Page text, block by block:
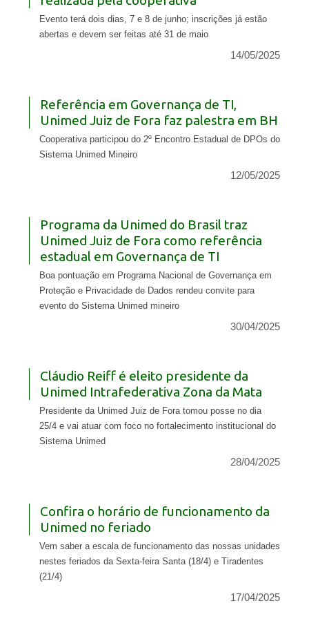
Evento terá dois dias, 7 e 8 de junho; inscrições já estão
abertas e devem ser feitas até 31 de maio
14/05/2025
Referência em Governança de TI,
Unimed Juiz de Fora faz palestra em BH
Cooperativa participou do 2º Encontro Estadual de DPOs do
Sistema Unimed Mineiro
12/05/2025
Programa da Unimed do Brasil traz
Unimed Juiz de Fora como referência
estadual em Governança de TI
Boa pontuação em Programa Nacional de Governança em
Proteção e Privacidade de Dados rendeu convite para
evento do Sistema Unimed mineiro
30/04/2025
Cláudio Reiff é eleito presidente da
Unimed Intrafederativa Zona da Mata
Presidente da Unimed Juiz de Fora tomou posse no dia
25/4 e vai atuar com foco no fortalecimento institucional do
Sistema Unimed
28/04/2025
Confira o horário de funcionamento da
Unimed no feriado
Vem saber a escala de funcionamento das nossas unidades
nestes feriados da Sexta-feira Santa (18/4) e Tiradentes
(21/4)
17/04/2025